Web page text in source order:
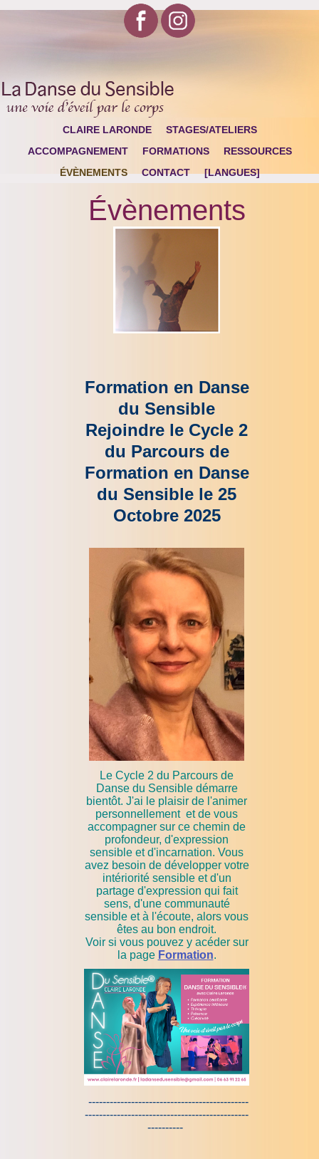
CLAIRE LARONDE
STAGES/ATELIERS
ACCOMPAGNEMENT
FORMATIONS
RESSOURCES
ÉVÈNEMENTS
CONTACT [LANGUES]
Évènements
Formation en Danse
du Sensible
Rejoindre le Cycle 2
du Parcours de
Formation en Danse
du Sensible le 25
Octobre 2025
Le Cycle 2 du Parcours de
Danse du Sensible démarre
bientôt. J'ai le plaisir de l'animer
personnellement et de vous
accompagner sur ce chemin de
profondeur, d'expression
sensible et d'incarnation. Vous
avez besoin de développer votre
intériorité sensible et d'un
partage d'expression qui fait
sens, d'une communauté
sensible et à l'écoute, alors vous
êtes au bon endroit.
Voir si vous pouvez y acéder sur
la page Formation.
---------------------------------------------
----------------------------------------------
----------